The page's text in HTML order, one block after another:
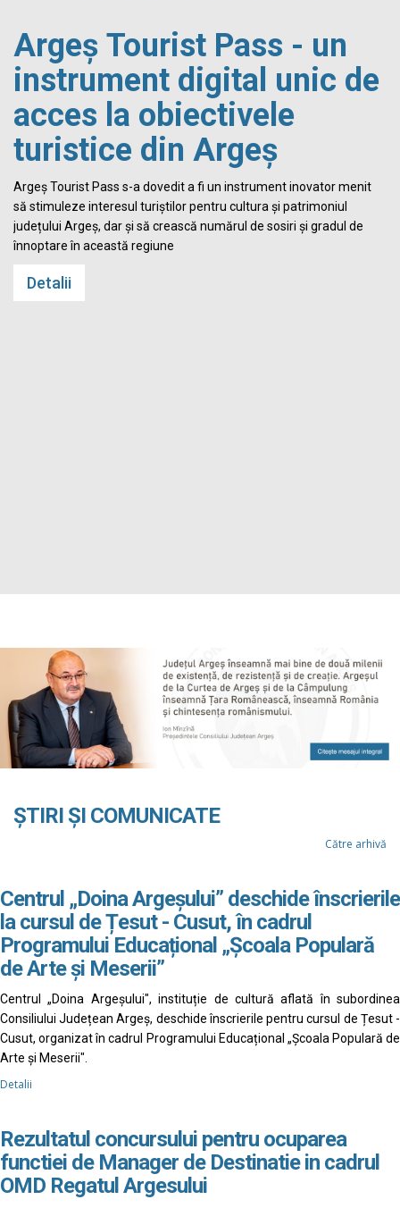
Argeș Tourist Pass - un
instrument digital unic de
acces la obiectivele
turistice din Argeș
Argeș Tourist Pass s-a dovedit a fi un instrument inovator menit
să stimuleze interesul turiștilor pentru cultura și patrimoniul
județului Argeș, dar și să crească numărul de sosiri și gradul de
înnoptare în această regiune
Detalii
ȘTIRI ȘI COMUNICATE
Către arhivă
Centrul „Doina Argeșului” deschide înscrierile
la cursul de Țesut - Cusut, în cadrul
Programului Educațional „Școala Populară
de Arte și Meserii”
Centrul „Doina Argeșului", instituție de cultură aflată în subordinea
Consiliului Județean Argeș, deschide înscrierile pentru cursul de Țesut -
Cusut, organizat în cadrul Programului Educațional „Școala Populară de
Arte și Meserii".
Detalii
Rezultatul concursului pentru ocuparea
functiei de Manager de Destinatie in cadrul
OMD Regatul Argesului